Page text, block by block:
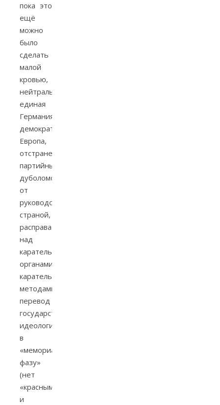
пока это
ещё
можно
было
сделать
малой
кровью,
нейтральная
единая
Германия,
демократическая
Европа,
отстранение
партийных
дуболомов
от
руководства
страной,
расправа
над
карательными
органами
карательными
методами,
перевод
государственной
идеологии
в
«мемориальную
фазу»
(нет
«красным»
и